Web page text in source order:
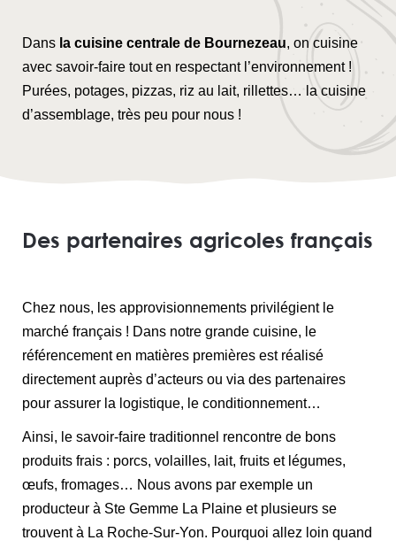
Dans la cuisine centrale de Bournezeau, on cuisine
avec savoir-faire tout en respectant l’environnement !
Purées, potages, pizzas, riz au lait, rillettes… la cuisine
d’assemblage, très peu pour nous !
Des partenaires agricoles français
Chez nous, les approvisionnements privilégient le
marché français ! Dans notre grande cuisine, le
référencement en matières premières est réalisé
directement auprès d’acteurs ou via des partenaires
pour assurer la logistique, le conditionnement…
Ainsi, le savoir-faire traditionnel rencontre de bons
produits frais : porcs, volailles, lait, fruits et légumes,
œufs, fromages… Nous avons par exemple un
producteur à Ste Gemme La Plaine et plusieurs se
trouvent à La Roche-Sur-Yon. Pourquoi allez loin quand